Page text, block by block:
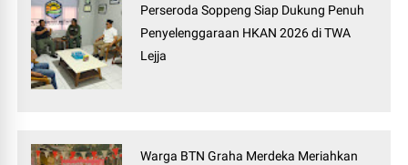
Perseroda Soppeng Siap Dukung Penuh
Penyelenggaraan HKAN 2026 di TWA
Lejja
Warga BTN Graha Merdeka Meriahkan